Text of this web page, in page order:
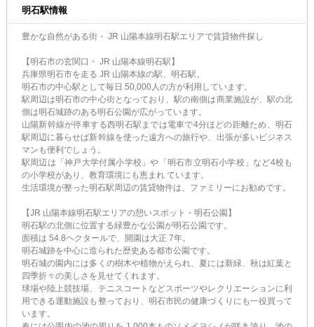
明石駅情報
豊かな自然がある街・ JR 山陽本線明石駅エリアで賃貸物件探し
【明石市の玄関口・ JR 山陽本線明石駅】
兵庫県明石市を走る JR 山陽本線の駅、明石駅。
明石市の中心駅として毎日 50,000人の方が利用しています。
駅周辺は明石市の中心街となっており、駅の南側は商業施設が、駅の北
側は明石城跡のある明石公園が広がっています。
山陽新幹線が停車する西明石駅までは電車で4分ほどの距離ため、明石
駅周辺に暮らせば新幹線を使った遠方への旅行や、出張が多いビジネス
マンも便利でしょう。
駅周辺は「神戸大学付属小学校」や「明石市立明石小学校」など4校も
の小学校があり、教育環境にも恵まれ ています。
生活環境が整った明石駅周辺の賃貸物件は、ファミリーにお勧めです。
【JR 山陽本線明石駅エリアの憩いスポット・明石公園】
明石駅の北側に位置する緑豊かな公園が明石公園です。
面積は 54.8ヘクタールで、開園は大正 7年。
明石城跡を中心に造られた歴史ある都市公園です。
明石城の園内には多くの樹木や植物がえられ、夏には新緑、秋は紅葉と
四季折々の美しさを見せてくれます。
球場や陸上競技場、テニスコートなどスポーツやレクリエーションに利
用できる運動施設も整っており、明石市民の健康づくりにも一役買って
います。